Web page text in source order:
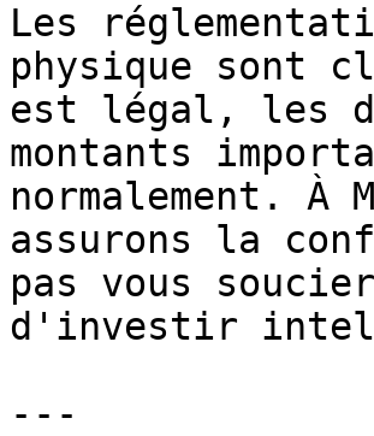
Les
physique sont
est légal, les
montants
normalement. À
assurons la
pas vous
d'investir
---